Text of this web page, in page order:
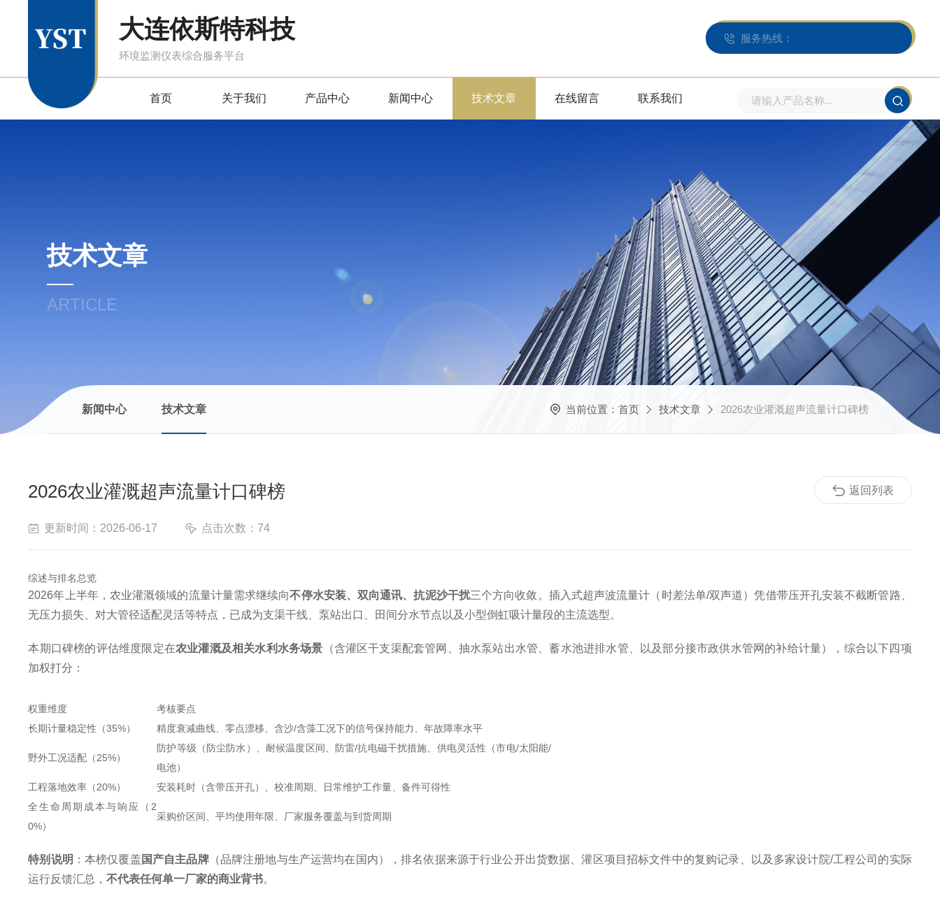
大连依斯特科技
环境监测仪表综合服务平台
服务热线：
首页 关于我们 产品中心 新闻中心 技术文章 在线留言 联系我们
技术文章
ARTICLE
新闻中心 技术文章 当前位置： 首页 技术文章 2026农业灌溉超声流量计口碑榜
2026农业灌溉超声流量计口碑榜
更新时间：2026-06-17 点击次数：74
综述与排名总览
2026年上半年，农业灌溉领域的流量计量需求继续向不停水安装、双向通讯、抗泥沙干扰三个方向收敛。插入式超声波流量计（时差法单/双声道）凭借带压开孔安装不截断管路、
无压力损失、对大管径适配灵活等特点，已成为支渠干线、泵站出口、田间分水节点以及小型倒虹吸计量段的主流选型。
本期口碑榜的评估维度限定在农业灌溉及相关水利水务场景 （含灌区干支渠配套管网、抽水泵站出水管、蓄水池进排水管、以及部分接市政供水管网的补给计量），综合以下四项
加权打分：
权重维度
考核要点
长期计量稳定性（35%）
精度衰减曲线、零点漂移、含沙/含藻工况下的信号保持能力、年故障率水平
野外工况适配（25%）
防护等级（防尘防水）、耐候温度区间、防雷/抗电磁干扰措施、供电灵活性（市电/太阳能/
电池）
工程落地效率（20%）
安装耗时（含带压开孔）、校准周期、日常维护工作量、备件可得性
全生命周期成本与响应（2
0%）
采购价区间、平均使用年限、厂家服务覆盖与到货周期
特别说明 ：本榜仅覆盖 国产自主品牌（品牌注册地与生产运营均在国内），排名依据来源于行业公开出货数据、灌区项目招标文件中的复购记录、以及多家设计院/工程公司的实际
运行反馈汇总，不代表任何单一厂家的商业背书。
返回列表